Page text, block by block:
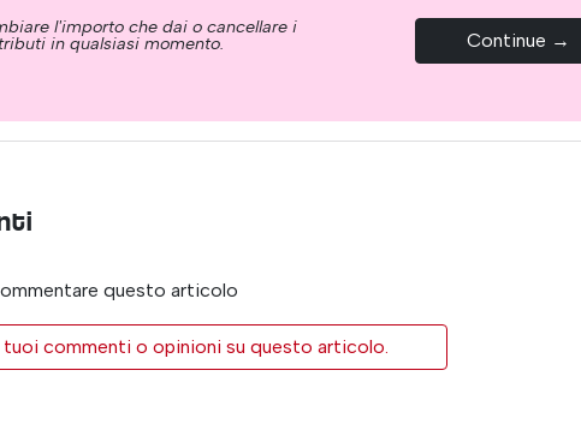
l'importo che dai o cancellare i
in qualsiasi momento. Continue →
questo articolo
tuoi commenti o opinioni su questo articolo.